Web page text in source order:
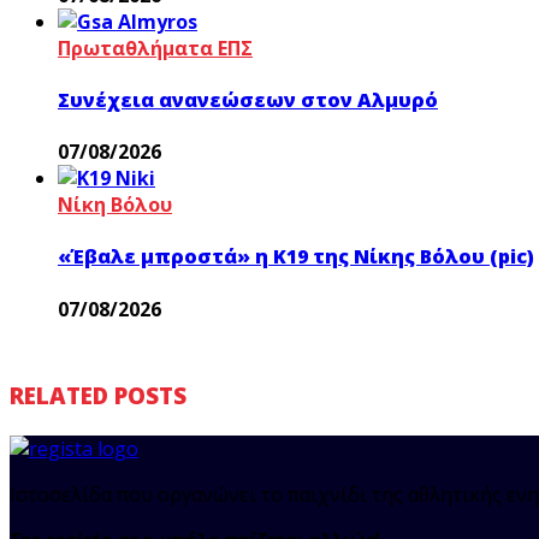
Πρωταθλήματα ΕΠΣ
Συνέχεια ανανεώσεων στον Αλμυρό
07/08/2026
Νίκη Βόλου
«Έβαλε μπροστά» η Κ19 της Νίκης Βόλου (pic)
07/08/2026
RELATED POSTS
Ιστοσελίδα που οργανώνει το παιχνίδι της αθλητικής